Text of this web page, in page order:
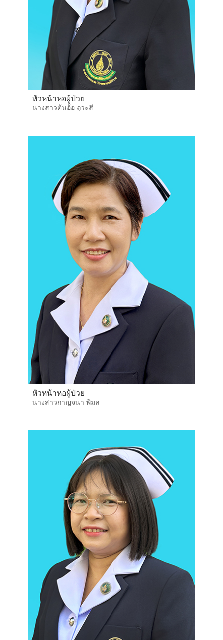
หัวหน้าหอผู้ป่วย
นางสาวต้นอ้อ ถุวะสี
หัวหน้าหอผู้ป่วย
นางสาวกาญจนา พิมล